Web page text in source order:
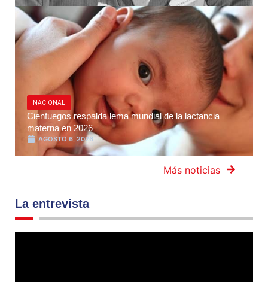
NACIONAL
Cienfuegos respalda lema mundial de la lactancia
materna en 2026
AGOSTO 6, 2026
Más noticias
La entrevista